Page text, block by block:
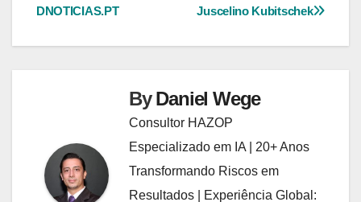
Post
Juscelino Kubitschek
DNOTICIAS.PT
ByDaniel Wege
Consultor HAZOP
Especializado em IA | 20+ Anos
Transformando Riscos em
Resultados | Experiência Global: